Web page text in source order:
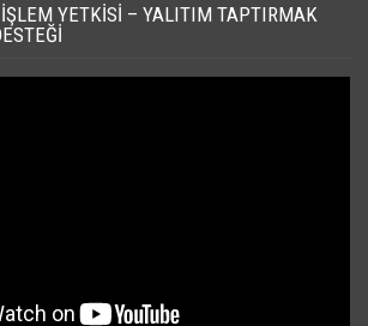
İŞLEM YETKISI – YALITIM TAPTIRMAK